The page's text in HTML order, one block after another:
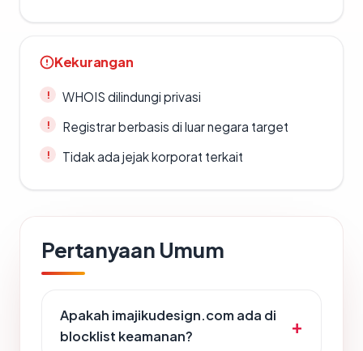
Kekurangan
WHOIS dilindungi privasi
Registrar berbasis di luar negara target
Tidak ada jejak korporat terkait
Pertanyaan Umum
Apakah imajikudesign.com ada di
blocklist keamanan?